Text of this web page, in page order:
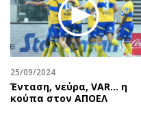
25/09/2024
Ένταση, νεύρα, VAR… η
κούπα στον ΑΠΟΕΛ